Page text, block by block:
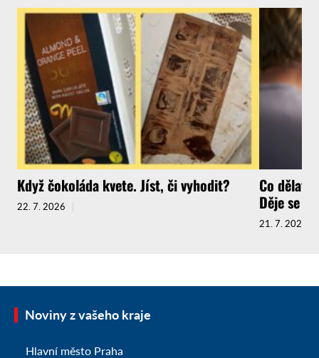
Když čokoláda kvete. Jíst, či vyhodit?
22. 7. 2026
Co dělat,
Děje se
21. 7. 2026
Noviny z vašeho kraje
Hlavní město Praha